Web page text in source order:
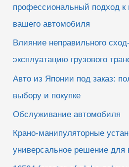
профессиональный подход к
вашего автомобиля
Влияние неправильного
эксплуатацию грузового
Авто из Японии под заказ:
выбору и покупке
Обслуживание автомобиля
Крано-манипуляторные
универсальное решение для